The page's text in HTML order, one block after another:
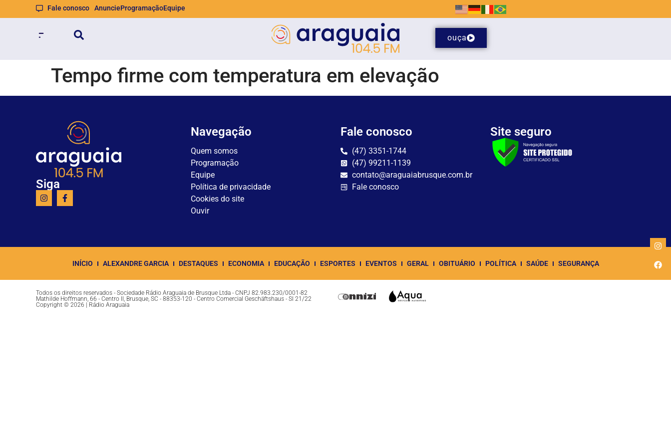
Fale conosco AnuncieProgramaçãoEquipe
ouça
Tempo firme com temperatura em elevação
Siga
Navegação
Quem somos
Programação
Equipe
Política de privacidade
Cookies do site
Ouvir
Fale conosco
(47) 3351-1744
(47) 99211-1139
contato@araguaiabrusque.com.br
Fale conosco
Site seguro
INÍCIO ALEXANDRE GARCIA DESTAQUES ECONOMIA EDUCAÇÃO ESPORTES EVENTOS GERAL OBITUÁRIO POLÍTICA SAÚDE SEGURANÇA
Todos os direitos reservados - Sociedade Rádio Araguaia de Brusque Ltda - CNPJ 82.983.230/0001-82
Mathilde Hoffmann, 66 - Centro II, Brusque, SC - 88353-120 - Centro Comercial Geschäftshaus - Sl 21/22
Copyright © 2026 | Rádio Araguaia